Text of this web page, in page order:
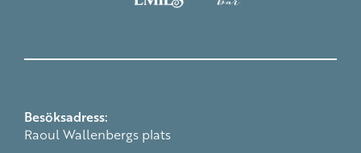
Besöksadress:
Raoul Wallenbergs plats